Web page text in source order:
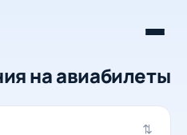
на авиабилеты
⇄